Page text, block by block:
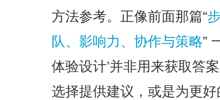
方法参考。正像前面那篇“
队、影响力、协作与策略”
体验设计’并非用来获取答
选择提供建议，或是为更